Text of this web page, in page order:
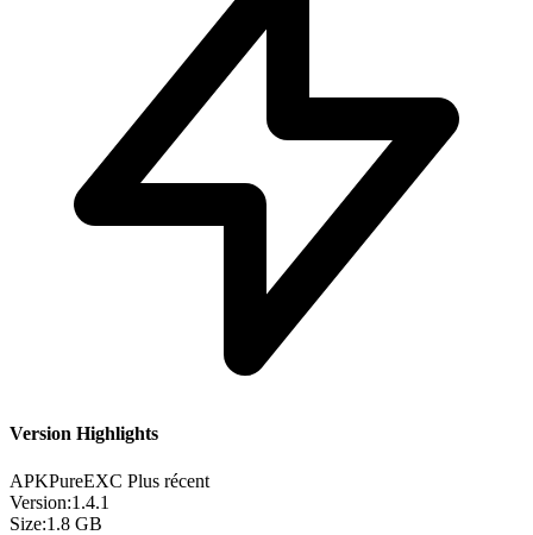
Version Highlights
APKPureEXC Plus récent
Version:1.4.1
Size:1.8 GB